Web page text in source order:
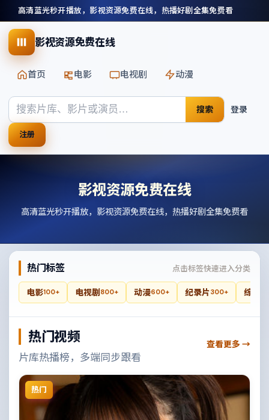
高清蓝光秒开播放，影视资源免费在线，热播好剧全集免费看
影视资源免费在线
首页 电影 电视剧 动漫
搜索 登录
注册
影视资源免费在线
高清蓝光秒开播放，影视资源免费在线，热播好剧全集免费看
热门标签 点击标签快速进入分类
电影100+ 电视剧 800+ 动漫600+ 纪录片300+ 综艺
热门视频
片库热播榜，多端同步跟看
查看更多 →
热门